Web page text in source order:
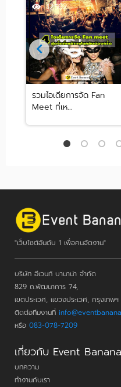
12562
รวมไอเดียการจัด Fan
Meet ที่เห...
"เว็บไซต์อันดับ 1 เพื่อคนจัดงาน"
บริษัท อีเวนท์ บานาน่า จำกัด
829 ถ.พัฒนาการ 74,
เขตประเวศ, แขวงประเวศ, กรุงเทพ
ติดต่อทีมงานที่
หรือ 083-078-7209
เกี่ยวกับ Event Banana
บทความ
ทำงานกับเรา